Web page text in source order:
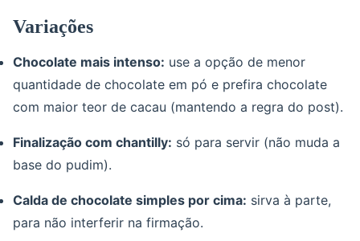
Variações
Chocolate mais intenso: use a opção de menor
quantidade de chocolate em pó e prefira chocolate
com maior teor de cacau (mantendo a regra do post).
Finalização com chantilly: só para servir (não muda a
base do pudim).
Calda de chocolate simples por cima: sirva à parte,
para não interferir na firmação.